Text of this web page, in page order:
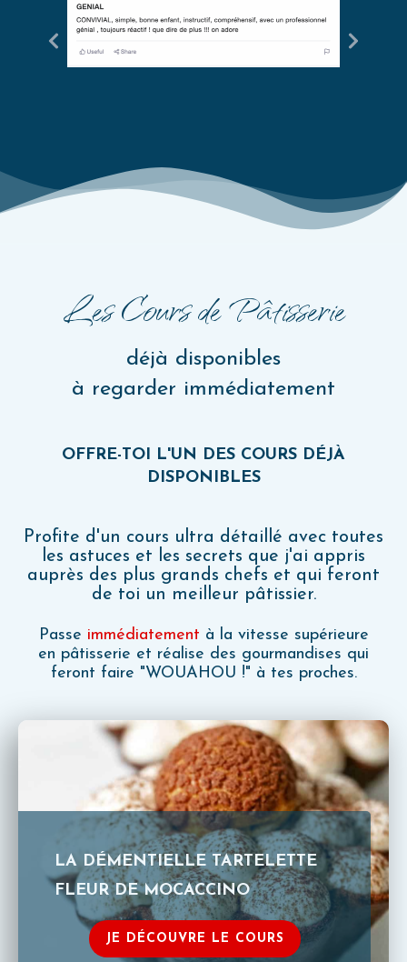
Les Cours de Pâtisserie
déjà disponibles
à regarder immédiatement
OFFRE-TOI L'UN DES COURS DÉJÀ
DISPONIBLES
Profite d'un cours ultra détaillé avec toutes
les astuces et les secrets que j'ai appris
auprès des plus grands chefs et qui feront
de toi un meilleur pâtissier.
Passe immédiatement à la vitesse supérieure
en pâtisserie et réalise des gourmandises qui
feront faire "WOUAHOU !" à tes proches.
LA DÉMENTIELLE TARTELETTE
FLEUR DE MOCACCINO
JE DÉCOUVRE LE COURS